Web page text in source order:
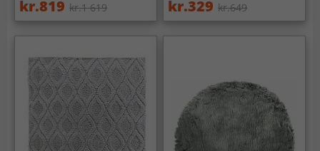
kr.819 kr.1 619 kr.329 kr.649